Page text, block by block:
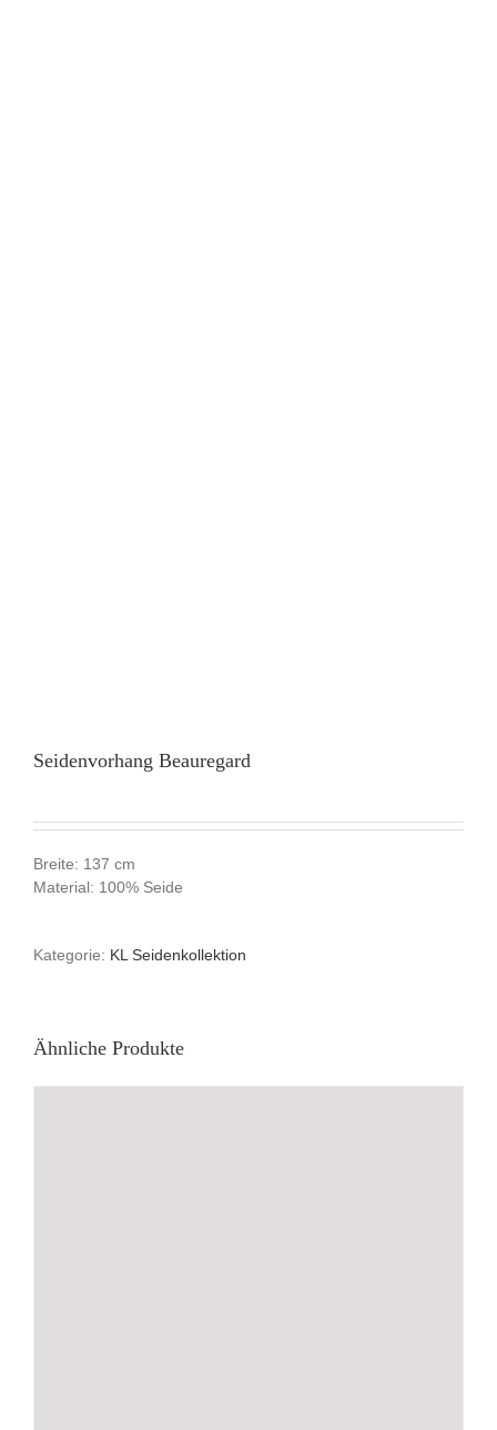
Seidenvorhang Beauregard
Breite: 137 cm
Material: 100% Seide
Kategorie: KL Seidenkollektion
Ähnliche Produkte